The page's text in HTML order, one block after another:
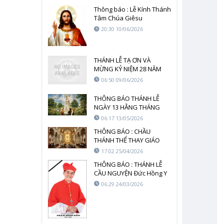
Thông báo : Lễ Kính Thánh
Tâm Chúa Giêsu
20:30 10/06/2026
THÁNH LỄ TẠ ƠN VÀ
MỪNG KỶ NIỆM 28 NĂM
LINH MỤC CHA SỞ VINH
06:50 09/06/2026
THÔNG BÁO THÁNH LỄ
NGÀY 13 HẰNG THÁNG
06:17 13/05/2026
THÔNG BÁO : CHẦU
THÁNH THỂ THAY GIÁO
PHẬN – NĂM 2026
17:02 25/04/2026
THÔNG BÁO : THÁNH LỄ
CẦU NGUYỆN Đức Hồng Y
Gioan Baotixita Phạm
06:29 24/03/2026